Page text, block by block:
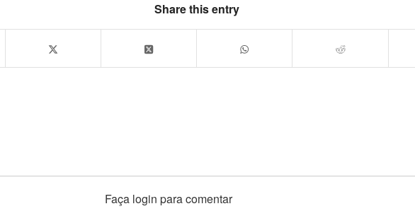
Share this entry
Faça login para comentar